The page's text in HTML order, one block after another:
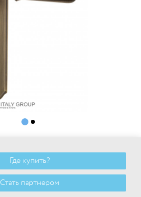
Где купить?
Стать партнером